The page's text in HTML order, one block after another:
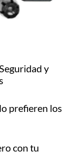
y
prefieren los
con tu